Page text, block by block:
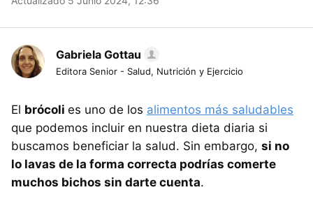
Gabriela Gottau
Editora Senior - Salud, Nutrición y Ejercicio
El brócoli es uno de los alimentos más saludables
que podemos incluir en nuestra dieta diaria si
buscamos beneficiar la salud. Sin embargo, si no
lo lavas de la forma correcta podrías comerte
muchos bichos sin darte cuenta.